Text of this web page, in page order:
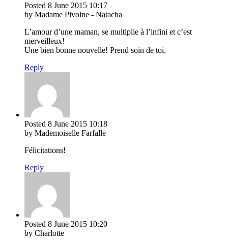
Posted 8 June 2015 10:17
by Madame Pivoine - Natacha
L’amour d’une maman, se multiplie à l’infini et c’est
merveilleux!
Une bien bonne nouvelle! Prend soin de toi.
Reply
Posted 8 June 2015 10:18
by Mademoiselle Farfalle
Félicitations!
Reply
Posted 8 June 2015 10:20
by Charlotte